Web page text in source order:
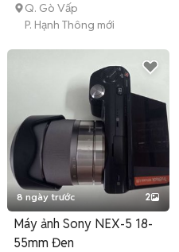
Q. Gò Vấp
P. Hạnh Thông mới
8 ngày trước 2
Máy ảnh Sony NEX-5 18-
55mm Đen